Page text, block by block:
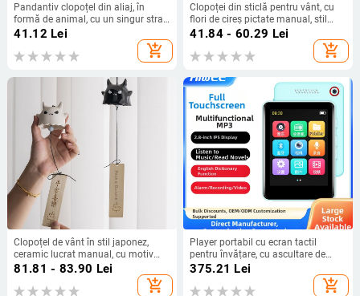
Pandantiv clopoțel din aliaj, în
formă de animal, cu un singur strat,
ornament suspendat în stil etnic
41.12 Lei
add_shopping_cart
Clopoței din sticlă pentru vânt, cu
flori de cireș pictate manual, stil
japonez, ornament suspendat
41.84 - 60.29 Lei
add_shopping_cart
Clopoțel de vânt în stil japonez,
ceramic lucrat manual, cu motiv
cartoon drăguț și pandantiv din
lemn – cadou pentru grădină
81.81 - 83.90 Lei
add_shopping_cart
Player portabil cu ecran tactil
pentru învățare, cu ascultare de
engleză, muzică, romane și
375.21 Lei
add_shopping_cart